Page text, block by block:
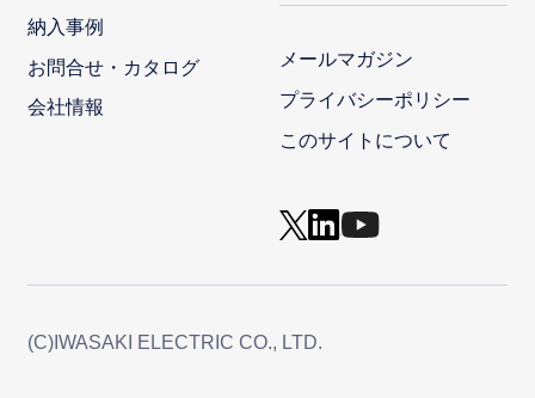
納入事例
お問合せ・カタログ
会社情報
メールマガジン
プライバシーポリシー
このサイトについて
(C)IWASAKI ELECTRIC CO., LTD.